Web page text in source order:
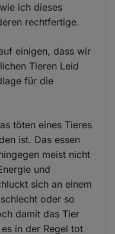
ich dieses
rechtfertige.
einigen, dass wir
Tieren Leid
für die
töten eines Tieres
ist. Das essen
meist nicht
und
sich an einem
oder so
damit das Tier
in der Regel tot